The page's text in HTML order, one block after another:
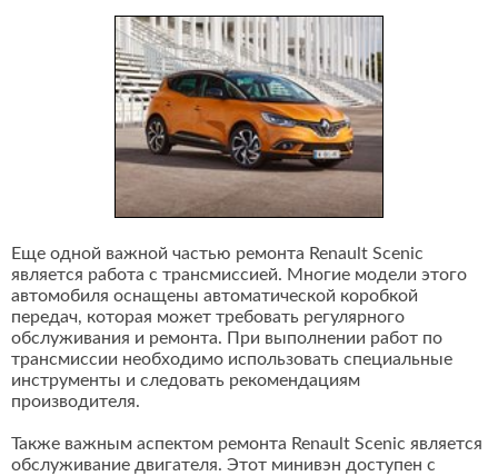
Еще одной важной частью ремонта Renault Scenic
является работа с трансмиссией. Многие модели этого
автомобиля оснащены автоматической коробкой
передач, которая может требовать регулярного
обслуживания и ремонта. При выполнении работ по
трансмиссии необходимо использовать специальные
инструменты и следовать рекомендациям
производителя.
Также важным аспектом ремонта Renault Scenic является
обслуживание двигателя. Этот минивэн доступен с